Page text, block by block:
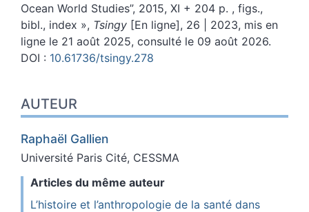
Ocean World Studies”, 2015, XI + 204 p. , figs.,
bibl., index », Tsingy [En ligne], 26 | 2023, mis en
ligne le 21 août 2025, consulté le 09 août 2026.
DOI : 10.61736/tsingy.278
AUTEUR
Raphaël Gallien
Université Paris Cité, CESSMA
Articles du même auteur
L’histoire et l’anthropologie de la santé dans